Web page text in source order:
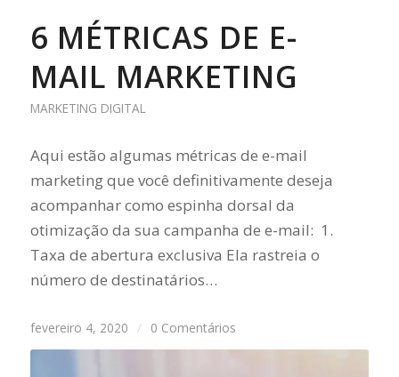
6 MÉTRICAS DE E-
MAIL MARKETING
MARKETING DIGITAL
Aqui estão algumas métricas de e-mail
marketing que você definitivamente deseja
acompanhar como espinha dorsal da
otimização da sua campanha de e-mail: 1.
Taxa de abertura exclusiva Ela rastreia o
número de destinatários…
fevereiro 4, 2020 / 0 Comentários